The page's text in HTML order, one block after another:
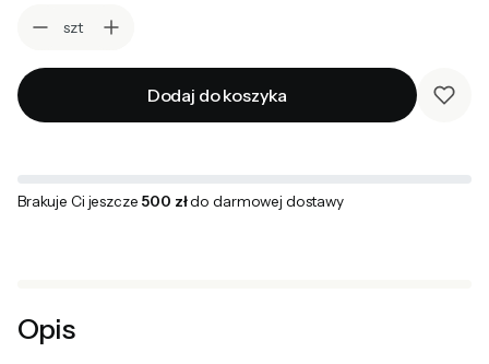
szt
Dodaj do koszyka
Brakuje Ci jeszcze 500 złdo darmowej dostawy
Opis